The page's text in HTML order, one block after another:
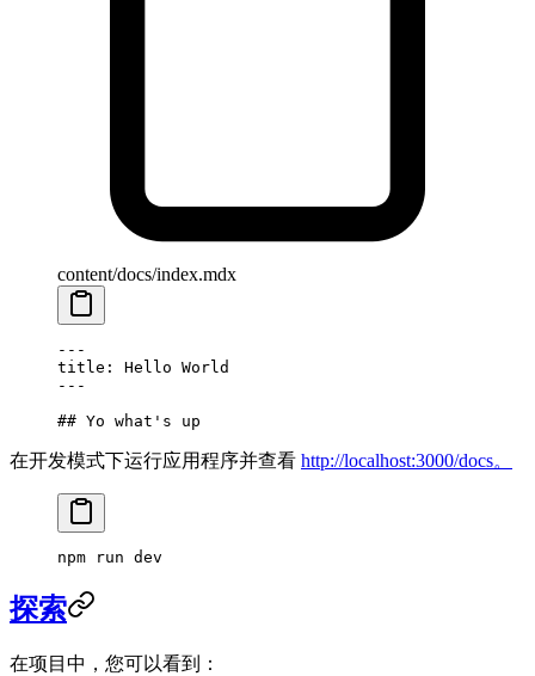
content/docs/index.mdx
---
title: Hello World
---
## Yo what's up
在开发模式下运行应用程序并查看 http://localhost:3000/docs。
npm run dev
探索
在项目中，您可以看到：